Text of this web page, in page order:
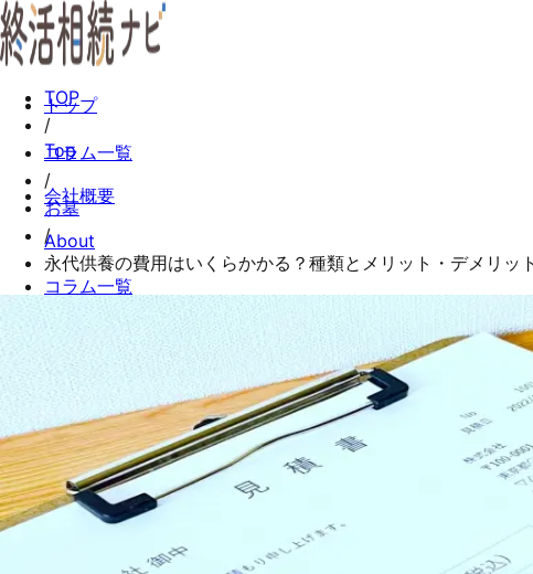
トップ
Top
会社概要
About
コラム一覧
Columns
お問い合わせ
Contact
TOP
/
コラム一覧
/
お墓
/
永代供養の費用はいくらかかる？種類とメリット・デメリッ